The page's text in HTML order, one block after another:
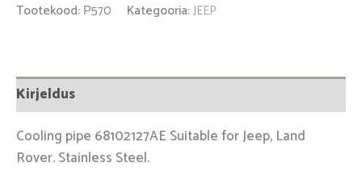
Tootekood: Р570 Kategooria: JEEP
Kirjeldus
Cooling pipe 68102127AE Suitable for Jeep, Land
Rover. Stainless Steel.